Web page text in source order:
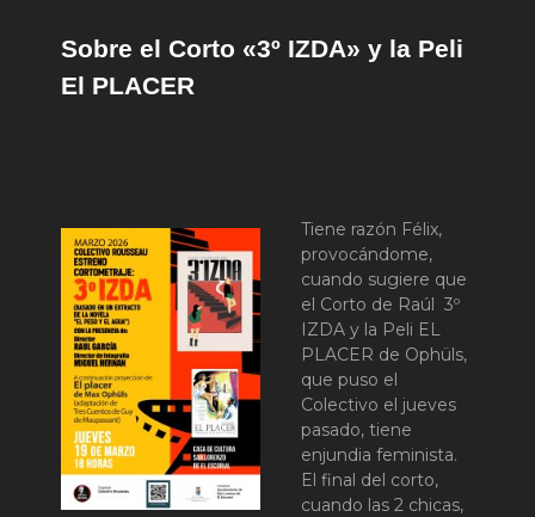
Sobre el Corto «3º IZDA» y la Peli
El PLACER
Tiene razón Félix,
provocándome,
cuando sugiere que
el Corto de Raúl 3º
IZDA y la Peli EL
PLACER de Ophüls,
que puso el
Colectivo el jueves
pasado, tiene
enjundia feminista.
El final del corto,
cuando las 2 chicas,